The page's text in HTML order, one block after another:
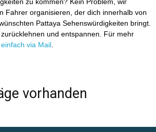
zu kommen? Kein Problem, wir
Fahrer organisieren, der dich innerhalb von
Pattaya Sehenswürdigkeiten bringt.
und entspannen. Für mehr
via Mail.
vorhanden